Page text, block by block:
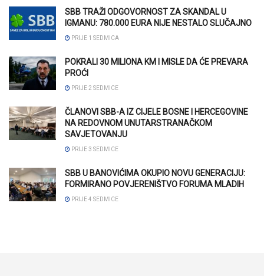
SBB TRAŽI ODGOVORNOST ZA SKANDAL U
IGMANU: 780.000 EURA NIJE NESTALO SLUČAJNO
PRIJE 1 SEDMICA
POKRALI 30 MILIONA KM I MISLE DA ĆE PREVARA
PROĆI
PRIJE 2 SEDMICE
ČLANOVI SBB-A IZ CIJELE BOSNE I HERCEGOVINE
NA REDOVNOM UNUTARSTRANAČKOM
SAVJETOVANJU
PRIJE 3 SEDMICE
SBB U BANOVIĆIMA OKUPIO NOVU GENERACIJU:
FORMIRANO POVJERENIŠTVO FORUMA MLADIH
PRIJE 4 SEDMICE